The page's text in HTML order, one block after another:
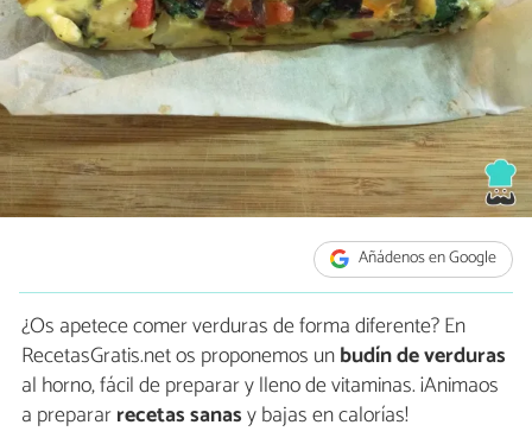
Añádenos en Google
¿Os apetece comer verduras de forma diferente? En
RecetasGratis.net os proponemos unbudín de verduras
al horno, fácil de preparar y lleno de vitaminas. ¡Animaos
a prepararrecetas sanasy bajas en calorías!